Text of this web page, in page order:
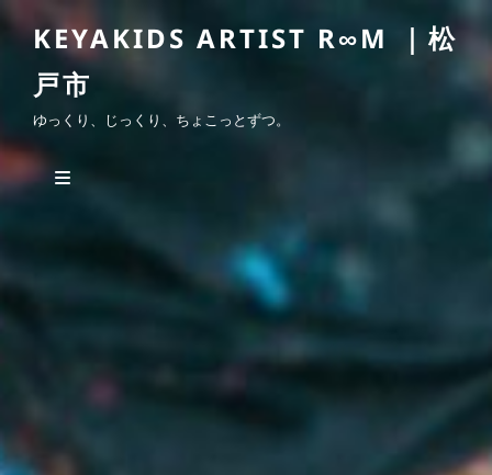
KEYAKIDS ARTIST R∞M ｜松
戸市
ゆっくり、じっくり、ちょこっとずつ。